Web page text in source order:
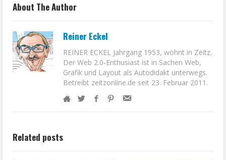
About The Author
Reiner Eckel
REINER ECKEL Jahrgang 1953, wohnt in Zeitz.
Der Web 2.0-Enthusiast ist in Sachen Web,
Grafik und Layout als Autodidakt unterwegs.
Betreibt zeitzonline.de seit 23. Februar 2011.
Related posts